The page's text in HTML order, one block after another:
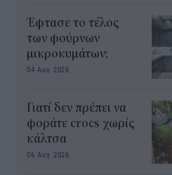
Έφτασε το τέλος
των φούρνων
μικροκυμάτων;
04 Αυγ 2026
Γιατί δεν πρέπει να
φοράτε crocs χωρίς
κάλτσα
06 Αυγ 2026